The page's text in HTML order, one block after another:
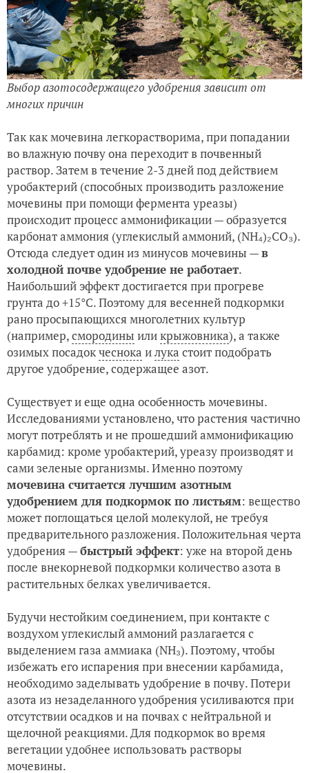
Выбор азотосодержащего удобрения зависит от
многих причин
Так как мочевина легкорастворима, при попадании
во влажную почву она переходит в почвенный
раствор. Затем в течение 2-3 дней под действием
уробактерий (способных производить разложение
мочевины при помощи фермента уреазы)
происходит процесс аммонификации — образуется
карбонат аммония (углекислый аммоний, (NH₄)₂CO₃).
Отсюда следует один из минусов мочевины —в
холодной почве удобрение не работает.
Наибольший эффект достигается при прогреве
грунта до +15°C. Поэтому для весенней подкормки
рано просыпающихся многолетних культур
(например,смородины иликрыжовника), а также
озимых посадокчеснока илука стоит подобрать
другое удобрение, содержащее азот.
Существует и еще одна особенность мочевины.
Исследованиями установлено, что растения частично
могут потреблять и не прошедший аммонификацию
карбамид: кроме уробактерий, уреазу производят и
сами зеленые организмы. Именно поэтому
мочевина считается лучшим азотным
удобрением для подкормок по листьям: вещество
может поглощаться целой молекулой, не требуя
предварительного разложения. Положительная черта
удобрения —быстрый эффект: уже на второй день
после внекорневой подкормки количество азота в
растительных белках увеличивается.
Будучи нестойким соединением, при контакте с
воздухом углекислый аммоний разлагается с
выделением газа аммиака (NH₃). Поэтому, чтобы
избежать его испарения при внесении карбамида,
необходимо заделывать удобрение в почву. Потери
азота из незаделанного удобрения усиливаются при
отсутствии осадков и на почвах с нейтральной и
щелочной реакциями. Для подкормок во время
вегетации удобнее использовать растворы
мочевины.